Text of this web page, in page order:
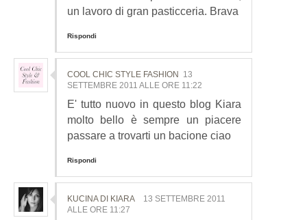
un lavoro di gran pasticceria. Brava
Rispondi
COOL CHIC STYLE FASHION 13
SETTEMBRE 2011 ALLE ORE 11:22
E' tutto nuovo in questo blog Kiara
molto bello è sempre un piacere
passare a trovarti un bacione ciao
Rispondi
KUCINA DI KIARA
13 SETTEMBRE 2011
ALLE ORE 11:27